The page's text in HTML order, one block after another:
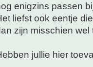
enigzins passen
liefst ook eentje
zijn misschien
jullie hier